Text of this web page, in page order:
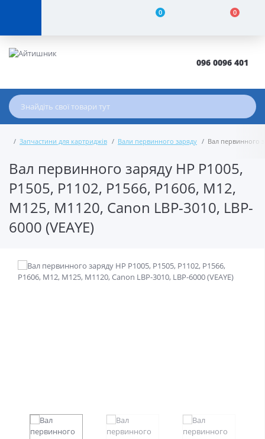
0 0
096 0096 401
Запчастини для картриджів Вали первинного заряду Вал первинного
Вал первинного заряду HP P1005,
P1505, P1102, P1566, P1606, M12,
M125, M1120, Canon LBP-3010, LBP-
6000 (VEAYE)